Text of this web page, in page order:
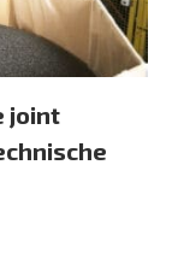
joint